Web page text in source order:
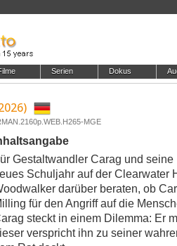
Serien Dokus
MGE
Gestaltwandler Carag und
Schuljahr auf der Clearwater
darüber beraten, ob
für den Angriff auf die
steckt in einem Dilemma: Er
verspricht ihn zu seiner